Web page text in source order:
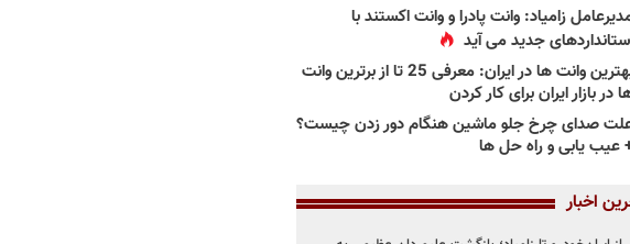
زامیاد: وانت پادرا و وانت اکستند با
جدید می آید
بهترین وانت ها در ایران: معرفی 25 تا از برترین وانت
در بازار ایران برای کار کردن
صدای چرخ جلو ماشین هنگام دور زدن چیست؟
عیب یابی و راه حل ها
اخبار